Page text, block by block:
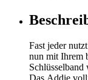
Fast jeder
nun mit Ihrem
Das Addie